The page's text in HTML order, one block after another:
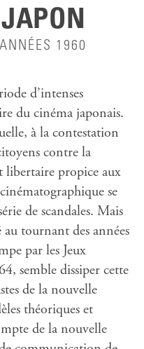
1960
d’intenses
du cinéma japonais.
à la contestation
contre la
propice aux
se
de scandales. Mais
au tournant des années
par les Jeux
semble dissiper cette
de la nouvelle
théoriques et
de la nouvelle